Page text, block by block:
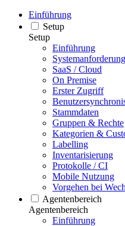
Einführung
Setup
Setup
Einführung
SaaS / Cloud
On Premise
Erster Zugriff
Stammdaten
Gruppen & Rechte
Kategorien &
Labelling
Inventarisierung
Protokolle / CI
Mobile Nutzung
Vorgehen bei
Agentenbereich
Agentenbereich
Einführung